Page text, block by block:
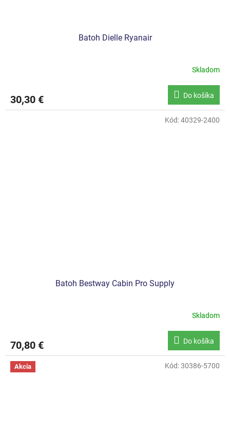
Batoh Dielle Ryanair
Skladom
30,30 € Do košíka
Batoh Bestway Cabin Pro Supply
Skladom
70,80 € Do košíka
Kód:40329-2400
Akcia Kód:30386-5700